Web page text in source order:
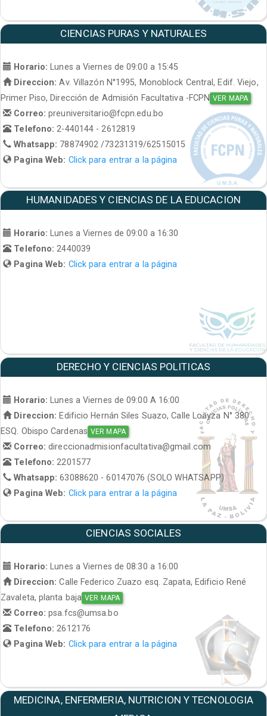
CIENCIAS PURAS Y NATURALES
Horario:
Lunes a Viernes de 09:00 a 15:45
Direccion: Av. Villazón N°1995, Monoblock Central, Edif. Viejo,
Primer Piso, Dirección de Admisión Facultativa -FCPN VER MAPA
Correo:preuniversitario@fcpn.edu.bo
Telefono: 2-440144 - 2612819
Whatsapp: 78874902 /73231319/62515015
Pagina Web: Click para entrar a la página
HUMANIDADES Y CIENCIAS DE LA EDUCACION
Horario: Lunes a Viernes de 09:00 a 16:30
Telefono:2440039
Pagina Web: Click para entrar a la página
DERECHO Y CIENCIAS POLITICAS
Horario:
Lunes a Viernes de 09:00 A 16:00
Direccion: Edificio Hernán Siles Suazo, Calle Loayza N° 380
ESQ. Obispo Cardenas VER MAPA
Correo:direccionadmisionfacultativa@gmail.com
Telefono: 2201577
Whatsapp:63088620 - 60147076 (SOLO WHATSAPP)
Pagina Web: Click para entrar a la página
CIENCIAS SOCIALES
Horario:
Lunes a Viernes de 08:30 a 16:00
Direccion: Calle Federico Zuazo esq. Zapata, Edificio René
Zavaleta, planta baja VER MAPA
Correo:psa.fcs@umsa.bo
Telefono: 2612176
Pagina Web: Click para entrar a la página
MEDICINA, ENFERMERIA, NUTRICION Y TECNOLOGIA